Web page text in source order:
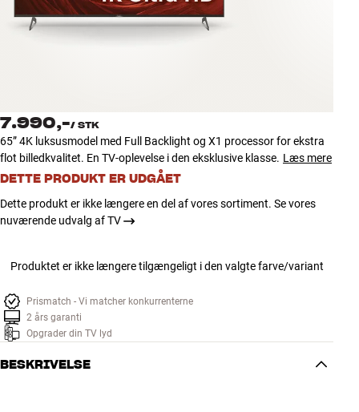
Tilbehør
NYHEDER
TILBUD
Find Butik
Kundeservice
7.990,-/ STK
65” 4K luksusmodel med Full Backlight og X1 processor for ekstra
flot billedkvalitet. En TV-oplevelse i den eksklusive klasse. Læs mere
DETTE PRODUKT ER UDGÅET
Dette produkt er ikke længere en del af vores sortiment. Se vores
nuværende udvalg af TV
Produktet er ikke længere tilgængeligt i den valgte farve/variant
Prismatch - Vi matcher konkurrenterne
2 års garanti
Opgrader din TV lyd
BESKRIVELSE